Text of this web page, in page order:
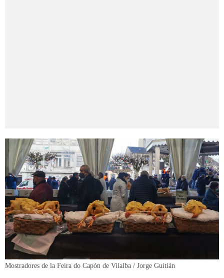
Mostradores de la Feira do Capón de Vilalba / Jorge Guitián